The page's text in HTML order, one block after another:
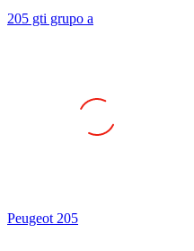
205 gti grupo a
Peugeot 205